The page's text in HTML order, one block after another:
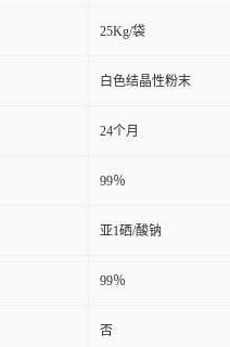
25Kg/袋
白色结晶性粉末
24个月
99％
亚1硒/酸钠
99％
否